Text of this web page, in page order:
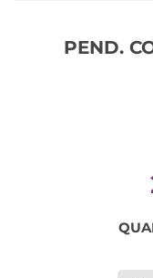
PEND.